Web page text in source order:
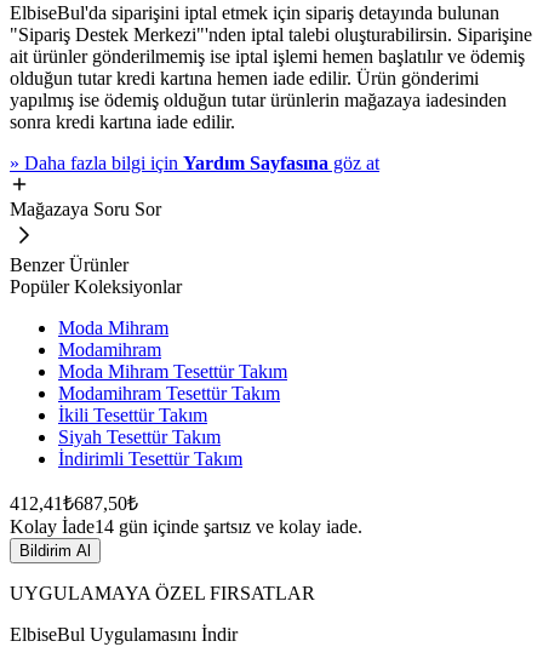
ElbiseBul'da siparişini iptal etmek için sipariş detayında bulunan
"Sipariş Destek Merkezi"'nden iptal talebi oluşturabilirsin. Siparişine
ait ürünler gönderilmemiş ise iptal işlemi hemen başlatılır ve ödemiş
olduğun tutar kredi kartına hemen iade edilir. Ürün gönderimi
yapılmış ise ödemiş olduğun tutar ürünlerin mağazaya iadesinden
sonra kredi kartına iade edilir.
» Daha fazla bilgi için Yardım Sayfasına göz at
Mağazaya Soru Sor
Benzer Ürünler
Popüler Koleksiyonlar
Moda Mihram
Modamihram
Moda Mihram Tesettür Takım
Modamihram Tesettür Takım
İkili Tesettür Takım
Siyah Tesettür Takım
İndirimli Tesettür Takım
412,41₺687,50₺
Kolay İade14 gün içinde şartsız ve kolay iade.
Bildirim Al
UYGULAMAYA ÖZEL FIRSATLAR
ElbiseBul Uygulamasını İndir